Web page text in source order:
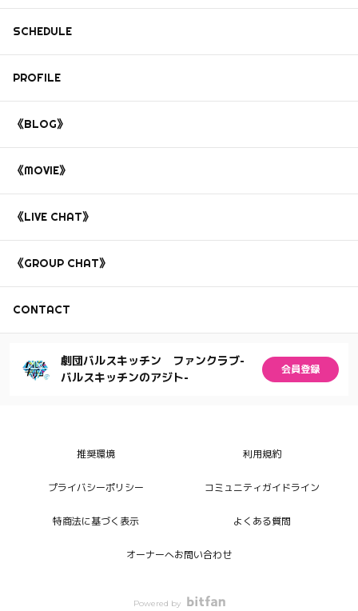
SCHEDULE
PROFILE
《BLOG》
《MOVIE》
《LIVE CHAT》
《GROUP CHAT》
CONTACT
劇団バルスキッチン ファンクラブ-
バルスキッチンのアジト-
会員登録
推奨環境 利用規約
プライバシーポリシー コミュニティガイドライン
特商法に基づく表示 よくある質問
オーナーへお問い合わせ
Powered by